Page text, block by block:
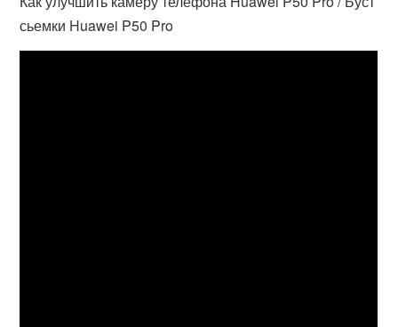
сьемки Huawei P50 Pro